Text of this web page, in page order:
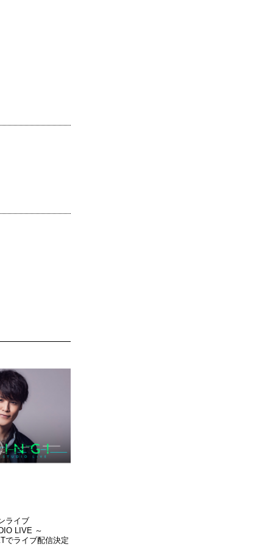
ライブ
LIVE ～
でライブ配信決定